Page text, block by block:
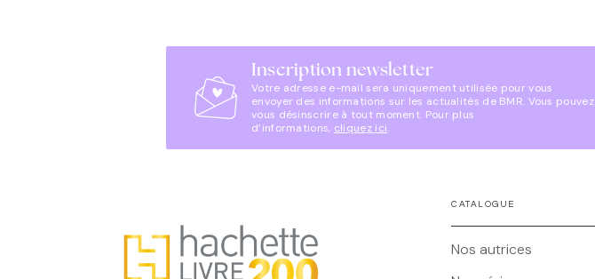
Inscription newsletter
Votre adresse e-mail sera uniquement utilisée pour vous
envoyer des informations sur les actualités de BMR. Vous pouvez
vous désinscrire à tout moment. Pour plus
d’informations, cliquez ici.
CATALOGUE
Nos autrices